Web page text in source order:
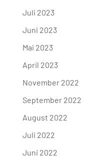
Juli 2023
Juni 2023
Mai 2023
April 2023
November 2022
September 2022
August 2022
Juli 2022
Juni 2022